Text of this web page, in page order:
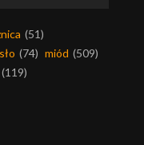
(51)
(74) miód (509)
(119)